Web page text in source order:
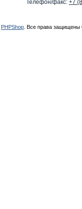
Телефон/факс: +7
PHPShop . Все права защищены